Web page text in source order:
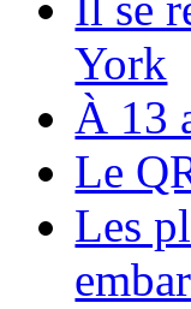
York
À 13
Le
Les